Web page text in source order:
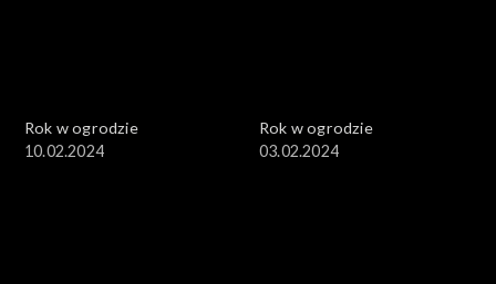
Rok w ogrodzie
10.02.2024
Rok w ogrodzie
03.02.2024